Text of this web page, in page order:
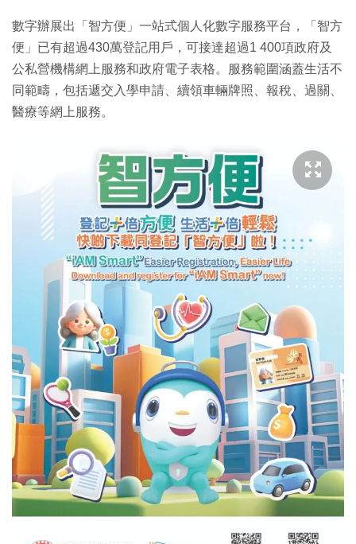
數字辦展出「智方便」一站式個人化數字服務平台，「智方
便」已有超過430萬登記用戶，可接達超過1 400項政府及
公私營機構網上服務和政府電子表格。服務範圍涵蓋生活不
同範疇，包括遞交入學申請、續領車輛牌照、報稅、過關、
醫療等網上服務。